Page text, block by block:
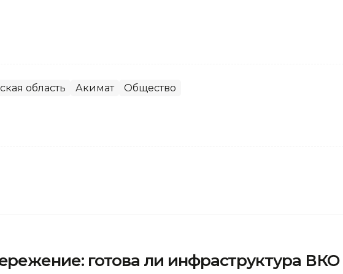
область Акимат Общество
готова ли инфраструктура ВКО